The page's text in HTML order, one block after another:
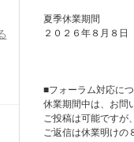
夏季休業期間
２０２６年８月８日
■フォーラム対応に
休業期間中は、お問
ご投稿は可能ですが、
ご返信は休業明けの